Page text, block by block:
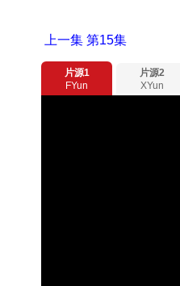
上一集 第15集
片源1
FYun
片源2
XYun